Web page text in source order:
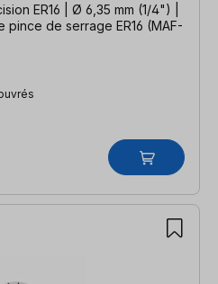
ER16 | Ø 6,35 mm (1/4") |
de serrage ER16 (MAF-